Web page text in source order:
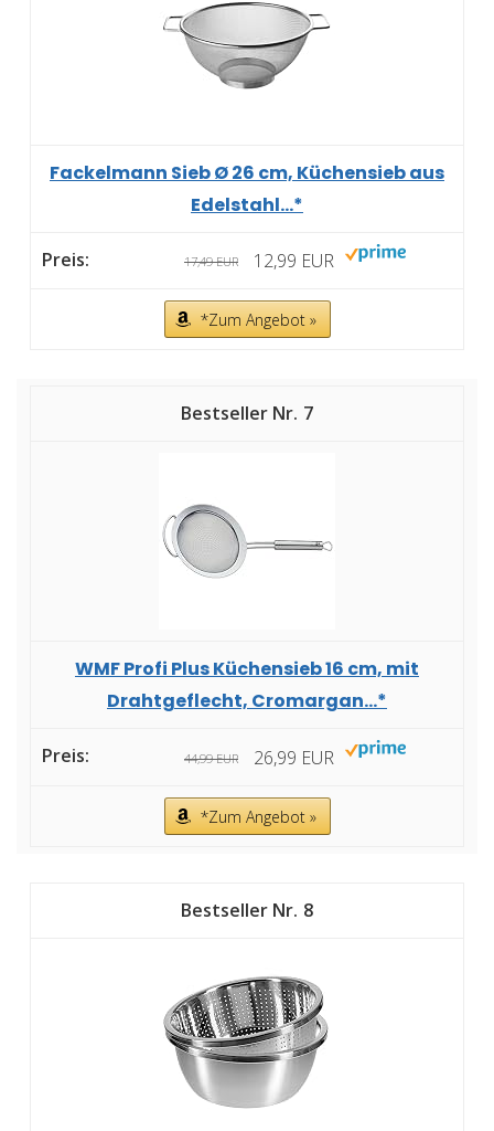
Fackelmann Sieb Ø 26 cm, Küchensieb aus
Edelstahl...*
17,49 EUR 12,99 EUR
*Zum Angebot »
7
WMF Profi Plus Küchensieb 16 cm, mit
Drahtgeflecht, Cromargan...*
44,99 EUR 26,99 EUR
*Zum Angebot »
8